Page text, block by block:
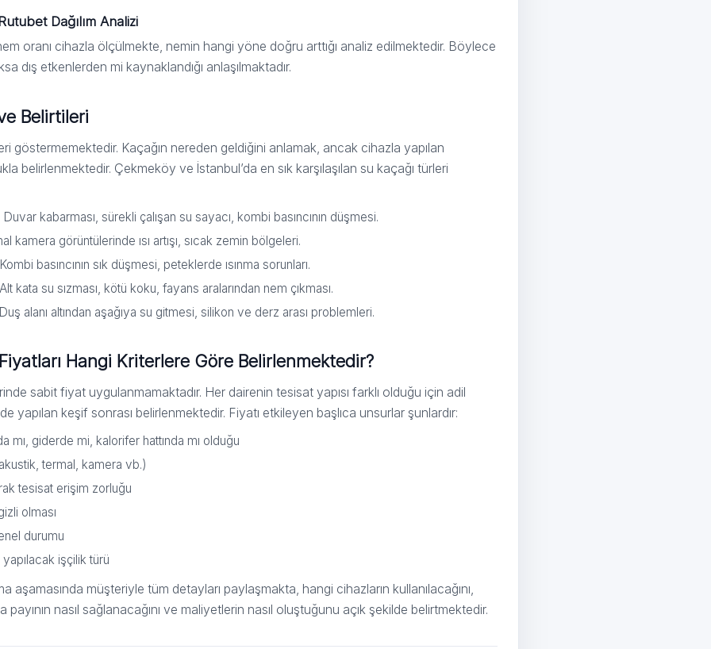
Dağılım Analizi
oranı cihazla ölçülmekte, nemin hangi yöne doğru arttığı analiz edilmektedir. Böylece
dış etkenlerden mi kaynaklandığı anlaşılmaktadır.
Belirtileri
göstermemektedir. Kaçağın nereden geldiğini anlamak, ancak cihazla yapılan
belirlenmektedir. Çekmeköy ve İstanbul’da en sık karşılaşılan su kaçağı türleri
Duvar kabarması, sürekli çalışan su sayacı, kombi basıncının düşmesi.
kamera görüntülerinde ısı artışı, sıcak zemin bölgeleri.
basıncının sık düşmesi, peteklerde ısınma sorunları.
kata su sızması, kötü koku, fayans aralarından nem çıkması.
alanı altından aşağıya su gitmesi, silikon ve derz arası problemleri.
Hangi Kriterlere Göre Belirlenmektedir?
sabit fiyat uygulanmamaktadır. Her dairenin tesisat yapısı farklı olduğu için adil
yapılan keşif sonrası belirlenmektedir. Fiyatı etkileyen başlıca unsurlar şunlardır:
mı, giderde mi, kalorifer hattında mı olduğu
termal, kamera vb.)
tesisat erişim zorluğu
olması
durumu
yapılacak işçilik türü
aşamasında müşteriyle tüm detayları paylaşmakta, hangi cihazların kullanılacağını,
payının nasıl sağlanacağını ve maliyetlerin nasıl oluştuğunu açık şekilde belirtmektedir.